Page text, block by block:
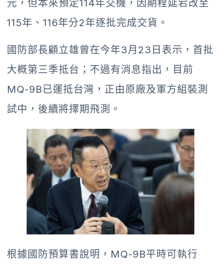
元，但本來預定114年交機，因期程延宕改至
115年、116年分2年逐批完成交貨。
國防部長顧立雄曾在今年3月23日表示，首批
大概第三季抵台；不過有消息指出，目前
MQ-9B已運抵台灣，正由原廠及軍方組裝測
試中，後續將擇期飛測。
根據國防預算書說明，MQ-9B平時可執行